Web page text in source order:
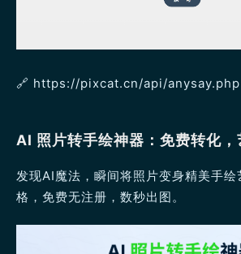
🔗 https://pixcat.cn/api/anysay.php
AI 照片转手绘神器：免费转化，
发现AI魔法，瞬间将照片变身精美手
格，免费无注册，数秒出图。